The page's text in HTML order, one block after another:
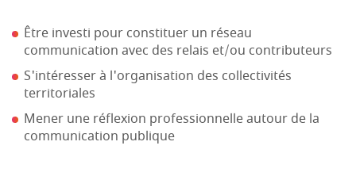
Être investi pour constituer un réseau
communication avec des relais et/ou contributeurs
S'intéresser à l'organisation des collectivités
territoriales
Mener une réflexion professionnelle autour de la
communication publique